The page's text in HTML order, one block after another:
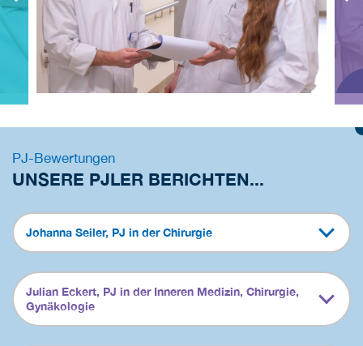
PJ-Bewertungen
UNSERE PJLER BERICHTEN...
Johanna Seiler, PJ in der Chirurgie
Julian Eckert, PJ in der Inneren Medizin, Chirurgie,
Gynäkologie